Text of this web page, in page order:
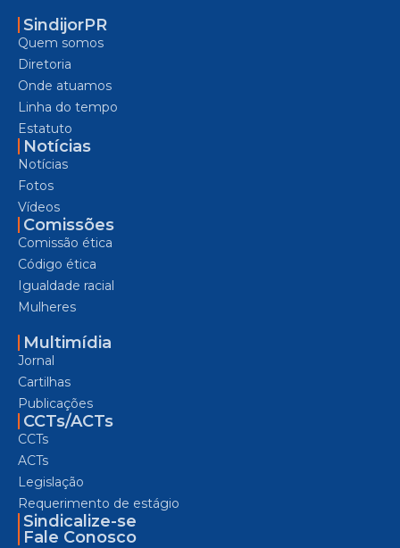
SindijorPR
Quem somos
Diretoria
Onde atuamos
Linha do tempo
Estatuto
Notícias
Notícias
Fotos
Vídeos
Comissões
Comissão ética
Código ética
Igualdade racial
Mulheres
Multimídia
Jornal
Cartilhas
Publicações
CCTs/ACTs
CCTs
ACTs
Legislação
Requerimento de estágio
Sindicalize-se
Fale Conosco